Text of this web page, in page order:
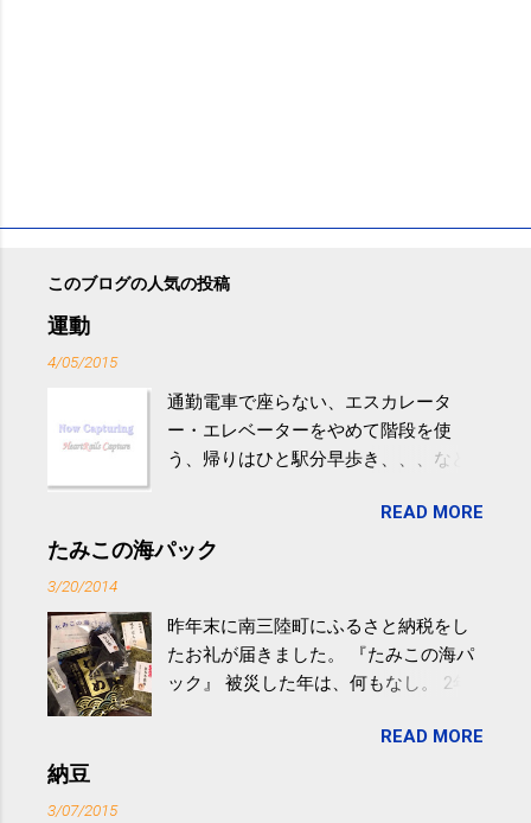
このブログの人気の投稿
運動
4/05/2015
通勤電車で座らない、エスカレータ
ー・エレベーターをやめて階段を使
う、帰りはひと駅分早歩き、、、など
やすい。 スポーツウェア・シューズで
するものだけが運動ではない。 食べ
けると改善する、との結果を筑波大の
研究チームが発表した。改善が期待で
きるのは、過度の飲酒が原因ではない
減らなくても効果があるという。 正田
READ MORE
たみこの海パック
3/20/2014
昨年末に南三陸町にふるさと納税をし
たお礼が届きました。 『たみこの海パ
ック』 被災した年は、何もなし。 2年
が『たみこの海パック』。 ボランティ
READ MORE
納豆
3/07/2015